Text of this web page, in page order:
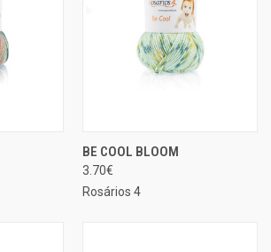
BE COOL BLOOM
3.70€
Rosários 4